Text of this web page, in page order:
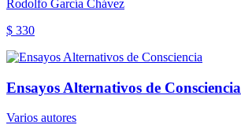
Rodolfo García Chávez
$ 330
Ensayos Alternativos de Consciencia
Varios autores